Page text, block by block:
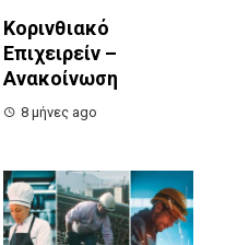
Κορινθιακό
Επιχειρείν –
Ανακοίνωση
8 μήνες ago